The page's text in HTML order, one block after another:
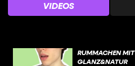
VIDEOS
RUMMACHEN MIT
GLANZ&NATUR